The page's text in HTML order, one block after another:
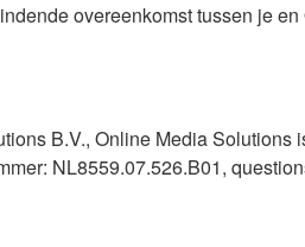
overeenkomst tussen je
B.V., Online Media
NL8559.07.526.B01,